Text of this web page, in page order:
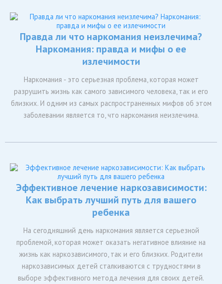
Правда ли что наркомания неизлечима?
Наркомания: правда и мифы о ее
излечимости
Наркомания - это серьезная проблема, которая может
разрушить жизнь как самого зависимого человека, так и его
близких. И одним из самых распространенных мифов об этом
заболевании является то, что наркомания неизлечима.
Эффективное лечение наркозависимости:
Как выбрать лучший путь для вашего
ребенка
На сегодняшний день наркомания является серьезной
проблемой, которая может оказать негативное влияние на
жизнь как наркозависимого, так и его близких. Родители
наркозависимых детей сталкиваются с трудностями в
выборе эффективного метода лечения для своих детей.